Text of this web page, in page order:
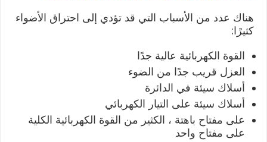
هناك عدد من الأسباب التي قد تؤدي إلى احتراق الأضواء
كثيرًا:
القوة الكهربائية عالية جدًا
العزل قريب جدًا من الضوء
أسلاك سيئة في الدائرة
أسلاك سيئة على التيار الكهربائي
على مفتاح باهتة ، الكثير من القوة الكهربائية الكلية
على مفتاح واحد